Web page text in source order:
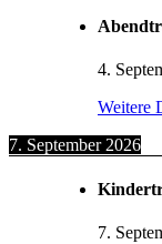
4.
Weitere
7. September 2026
7.